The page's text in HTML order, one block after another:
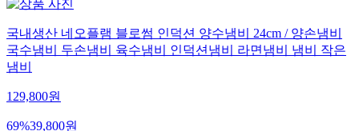
국내생산 네오플램 블로썸 인덕션 양수냄비 24cm / 양손냄비
국수냄비 두손냄비 육수냄비 인덕션냄비 라면냄비 냄비 작은
냄비
129,800원